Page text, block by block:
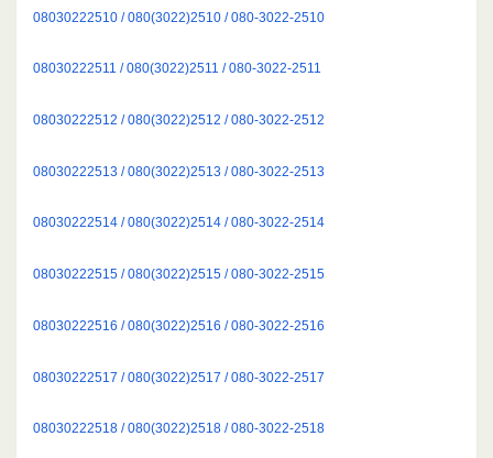
08030222510 / 080(3022)2510 / 080-3022-2510
08030222511 / 080(3022)2511 / 080-3022-2511
08030222512 / 080(3022)2512 / 080-3022-2512
08030222513 / 080(3022)2513 / 080-3022-2513
08030222514 / 080(3022)2514 / 080-3022-2514
08030222515 / 080(3022)2515 / 080-3022-2515
08030222516 / 080(3022)2516 / 080-3022-2516
08030222517 / 080(3022)2517 / 080-3022-2517
08030222518 / 080(3022)2518 / 080-3022-2518